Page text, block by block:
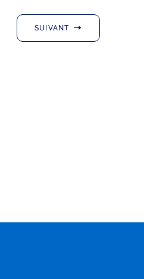
SUIVANT